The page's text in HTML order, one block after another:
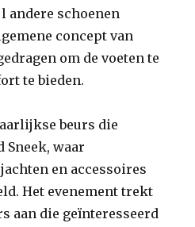
andere schoenen
concept van
om de voeten te
te bieden.
beurs die
Sneek, waar
en accessoires
Het evenement trekt
aan die geïnteresseerd